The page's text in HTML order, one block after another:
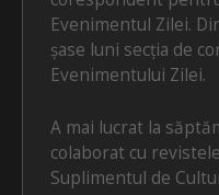
Evenimentul Zilei.
șase luni secția de
Evenimentului Zilei.
A mai lucrat la
colaborat cu
Suplimentul de